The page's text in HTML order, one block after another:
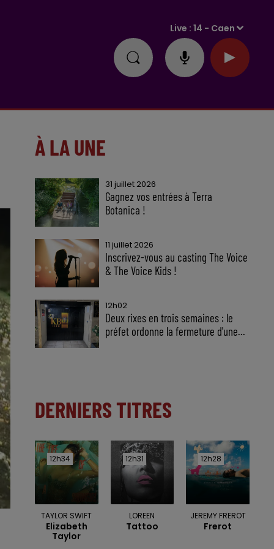
Live :14 - Caen
À LA UNE
31 juillet 2026
Gagnez vos entrées à Terra
Botanica !
11 juillet 2026
Inscrivez-vous au casting The Voice
& The Voice Kids !
12h02
Deux rixes en trois semaines : le
préfet ordonne la fermeture d'une...
DERNIERS TITRES
12h34
12h34
TAYLOR SWIFT
Elizabeth
Taylor
12h31
12h31
LOREEN
Tattoo
12h28
12h28
JEREMY FREROT
Frerot